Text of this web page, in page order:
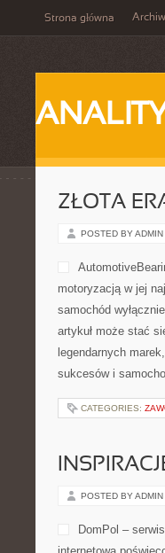
Strona główna
ZŁOTA
POSTED BY ADMIN
motoryzacją w jej
samochód
artykuł może stać
legendarnych
sukcesów i
CATEGORIES:
POSTED BY ADMIN
DomPol –